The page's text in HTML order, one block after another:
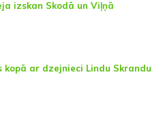
izskan Skodā un Viļņā
kopā ar dzejnieci Lindu Skrandu